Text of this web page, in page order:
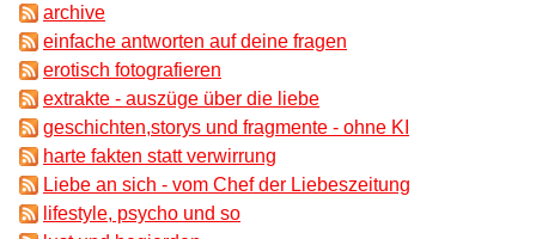
archive
einfache antworten auf deine fragen
erotisch fotografieren
extrakte - auszüge über die liebe
geschichten,storys und fragmente - ohne KI
harte fakten statt verwirrung
Liebe an sich - vom Chef der Liebeszeitung
lifestyle, psycho und so